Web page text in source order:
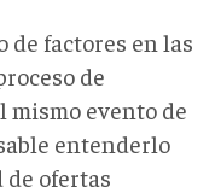
de factores en las
de
mismo evento de
entenderlo
ofertas